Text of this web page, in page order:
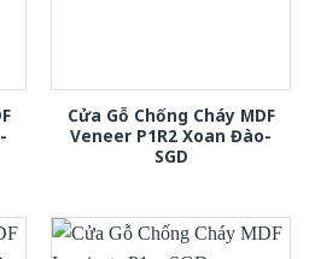
Cửa Gỗ Chống Cháy MDF
Veneer P1R2 Xoan Đào-
SGD